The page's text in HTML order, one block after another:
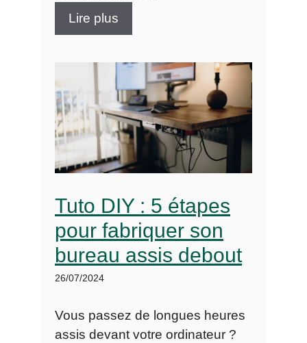
Lire plus
Tuto DIY : 5 étapes
pour fabriquer son
bureau assis debout
26/07/2024
Vous passez de longues heures
assis devant votre ordinateur ?